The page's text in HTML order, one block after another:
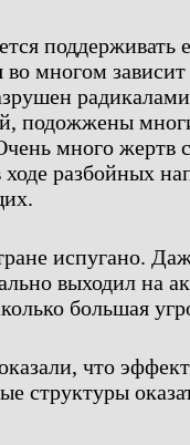
поддерживать
многом зависит
подожжены
много жертв
разбойных
испугано.
выходил на
большая
что
структуры